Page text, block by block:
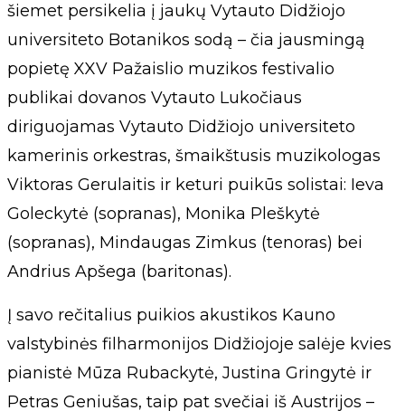
šiemet persikelia į jaukų Vytauto Didžiojo
universiteto Botanikos sodą – čia jausmingą
popietę XXV Pažaislio muzikos festivalio
publikai dovanos Vytauto Lukočiaus
diriguojamas Vytauto Didžiojo universiteto
kamerinis orkestras, šmaikštusis muzikologas
Viktoras Gerulaitis ir keturi puikūs solistai: Ieva
Goleckytė (sopranas), Monika Pleškytė
(sopranas), Mindaugas Zimkus (tenoras) bei
Andrius Apšega (baritonas).
Į savo rečitalius puikios akustikos Kauno
valstybinės filharmonijos Didžiojoje salėje kvies
pianistė Mūza Rubackytė, Justina Gringytė ir
Petras Geniušas, taip pat svečiai iš Austrijos –